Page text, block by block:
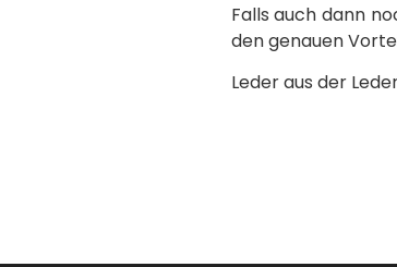
Falls auch dann
den genauen
Leder aus der